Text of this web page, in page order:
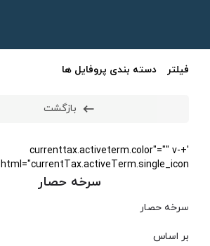
فیلتر دسته بندی پروفایل ها
بازگشت
'+currenttax.activeterm.color"="" v-
html="currentTax.activeTerm.single_icon">
سرخه حصار
سرخه حصار
بر اساس